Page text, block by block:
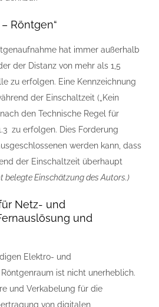
Röntgen“
hat immer außerhalb
der Distanz von mehr als 1,5
zu erfolgen. Eine Kennzeichnung
der Einschaltzeit („Kein
den Technische Regel für
zu erfolgen. Dies Forderung
werden kann, dass
der Einschaltzeit überhaupt
belegte Einschätzung des Autors.)
Netz- und
und
Elektro- und
ist nicht unerheblich.
und Verkabelung für die
von digitalen